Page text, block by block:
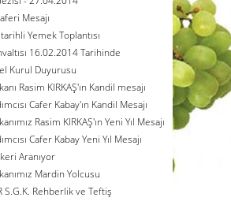
Mesajı
Yemek Toplantısı
16.02.2014 Tarihinde
Kurul Duyurusu
Rasim KIRKAŞ'ın Kandil mesajı
Cafer Kabay'ın Kandil Mesajı
Rasim KIRKAŞ'ın Yeni Yıl Mesajı
Cafer Kabay Yeni Yıl Mesajı
Aranıyor
Mardin Yolcusu
S.G.K. Rehberlik ve Teftiş